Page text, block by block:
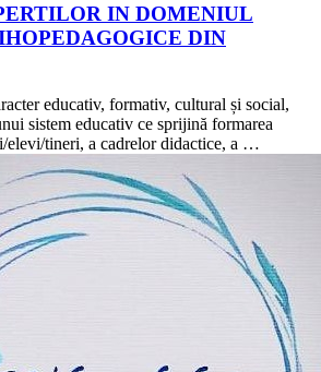
IN DOMENIUL
DIN
educativ, formativ, cultural și social,
sistem educativ ce sprijină formarea
elevi/tineri, a cadrelor didactice, a …